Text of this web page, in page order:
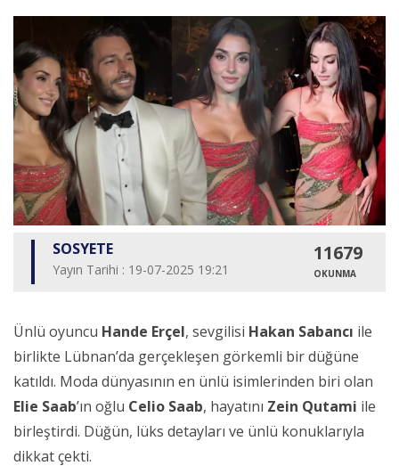
SOSYETE
Yayın Tarihi : 19-07-2025 19:21
11679
OKUNMA
Ünlü oyuncu Hande Erçel, sevgilisi Hakan Sabancı ile
birlikte Lübnan’da gerçekleşen görkemli bir düğüne
katıldı. Moda dünyasının en ünlü isimlerinden biri olan
Elie Saab’ın oğlu Celio Saab, hayatını Zein Qutami ile
birleştirdi. Düğün, lüks detayları ve ünlü konuklarıyla
dikkat çekti.